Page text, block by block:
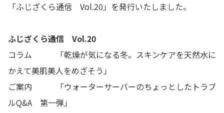
「ふじざくら通信 Vol.20」を発行いたしました。
ふじざくら通信 Vol.20
コラム 「乾燥が気になる冬。スキンケアを天然水に
かえて美肌美人をめざそう」
ご案内 「ウォーターサーバーのちょっとしたトラブ
ルQ&A 第一弾」